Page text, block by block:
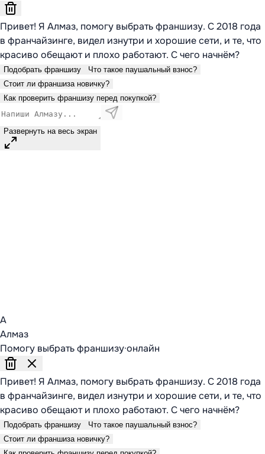
Привет! Я Алмаз, помогу выбрать франшизу. С 2018 года
в франчайзинге, видел изнутри и хорошие сети, и те, что
красиво обещают и плохо работают. С чего начнём?
Подобрать франшизу
Что такое паушальный взнос?
Стоит ли франшиза новичку?
Как проверить франшизу перед покупкой?
Развернуть на весь экран
А
Алмаз
Помогу выбрать франшизу·онлайн
Привет! Я Алмаз, помогу выбрать франшизу. С 2018 года
в франчайзинге, видел изнутри и хорошие сети, и те, что
красиво обещают и плохо работают. С чего начнём?
Подобрать франшизу
Что такое паушальный взнос?
Стоит ли франшиза новичку?